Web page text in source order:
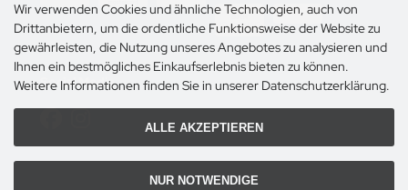
Social Media
Wir verwenden Cookies und ähnliche Technologien, auch von
Drittanbietern, um die ordentliche Funktionsweise der Website zu
gewährleisten, die Nutzung unseres Angebotes zu analysieren und
Ihnen ein bestmögliches Einkaufserlebnis bieten zu können.
Weitere Informationen finden Sie in unserer Datenschutzerklärung.
ALLE AKZEPTIEREN
NUR NOTWENDIGE